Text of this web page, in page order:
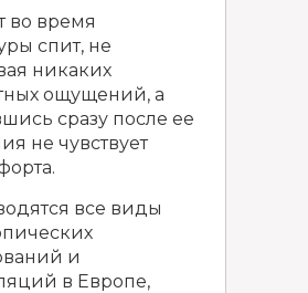
во время
спит, не
никаких
ощущений, а
сразу после ее
не чувствует
все виды
и
в Европе,